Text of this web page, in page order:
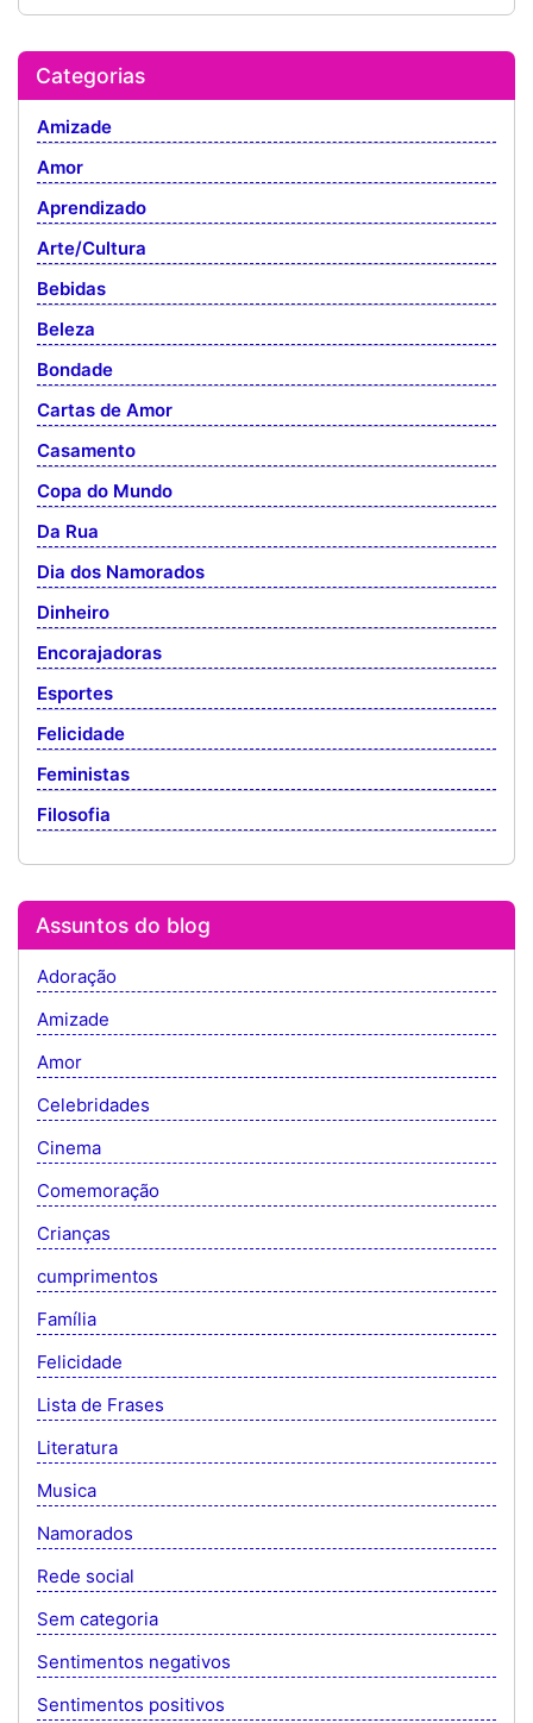
Categorias
Amizade
Amor
Aprendizado
Arte/Cultura
Bebidas
Beleza
Bondade
Cartas de Amor
Casamento
Copa do Mundo
Da Rua
Dia dos Namorados
Dinheiro
Encorajadoras
Esportes
Felicidade
Feministas
Filosofia
Assuntos do blog
Adoração
Amizade
Amor
Celebridades
Cinema
Comemoração
Crianças
cumprimentos
Família
Felicidade
Lista de Frases
Literatura
Musica
Namorados
Rede social
Sem categoria
Sentimentos negativos
Sentimentos positivos